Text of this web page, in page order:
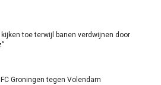
kijken toe terwijl banen verdwijnen door
Groningen tegen Volendam